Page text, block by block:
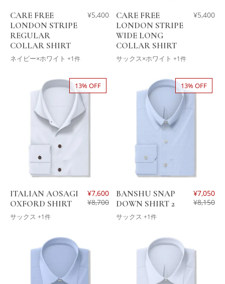
CARE FREE
LONDON STRIPE
REGULAR
COLLAR SHIRT
ネイビー×ホワイト +1件
¥5,400
CARE FREE
LONDON STRIPE
WIDE LONG
COLLAR SHIRT
サックス×ホワイト +1件
¥5,400
13% OFF
ITALIAN AOSAGI
OXFORD SHIRT
サックス +1件
¥7,600
¥8,700
13% OFF
BANSHU SNAP
DOWN SHIRT 2
サックス +1件
¥7,050
¥8,150